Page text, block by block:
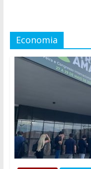
Economia